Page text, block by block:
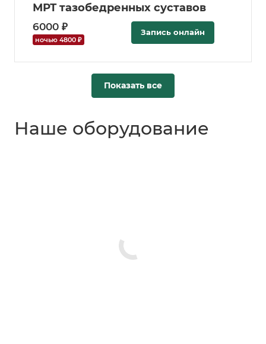
МРТ тазобедренных суставов
6000 ₽
ночью 4800 ₽
Запись онлайн
Показать все
Наше оборудование